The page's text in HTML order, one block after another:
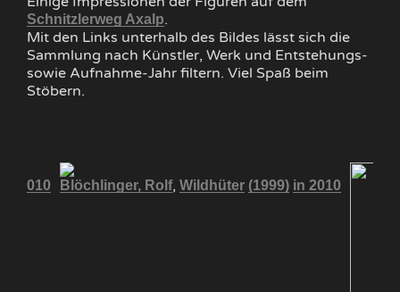
Schnitzlerweg Axalp.
Mit den Links unterhalb des Bildes lässt sich die
Sammlung nach Künstler, Werk und Entstehungs-
sowie Aufnahme-Jahr filtern. Viel Spaß beim
Stöbern.
in 2010 Blöchlinger, Rolf, Wildhüter (1999) in 2010